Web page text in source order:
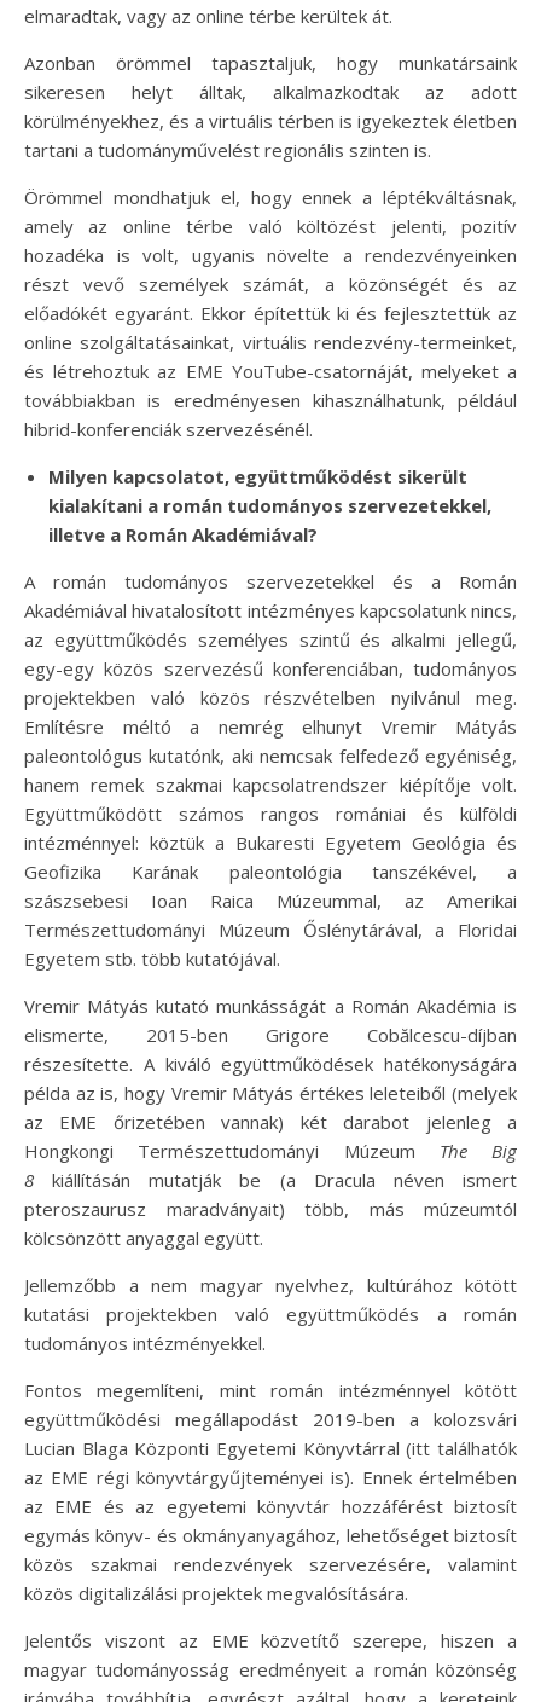
elmaradtak, vagy az online térbe kerültek át.
Azonban örömmel tapasztaljuk, hogy munkatársaink
sikeresen helyt álltak, alkalmazkodtak az adott
körülményekhez, és a virtuális térben is igyekeztek életben
tartani a tudományművelést regionális szinten is.
Örömmel mondhatjuk el, hogy ennek a léptékváltásnak,
amely az online térbe való költözést jelenti, pozitív
hozadéka is volt, ugyanis növelte a rendezvényeinken
részt vevő személyek számát, a közönségét és az
előadókét egyaránt. Ekkor építettük ki és fejlesztettük az
online szolgáltatásainkat, virtuális rendezvény-termeinket,
és létrehoztuk az EME YouTube-csatornáját, melyeket a
továbbiakban is eredményesen kihasználhatunk, például
hibrid-konferenciák szervezésénél.
Milyen kapcsolatot, együttműködést sikerült
kialakítani a román tudományos szervezetekkel,
illetve a Román Akadémiával?
A román tudományos szervezetekkel és a Román
Akadémiával hivatalosított intézményes kapcsolatunk nincs,
az együttműködés személyes szintű és alkalmi jellegű,
egy-egy közös szervezésű konferenciában, tudományos
projektekben való közös részvételben nyilvánul meg.
Említésre méltó a nemrég elhunyt Vremir Mátyás
paleontológus kutatónk, aki nemcsak felfedező egyéniség,
hanem remek szakmai kapcsolatrendszer kiépítője volt.
Együttműködött számos rangos romániai és külföldi
intézménnyel: köztük a Bukaresti Egyetem Geológia és
Geofizika Karának paleontológia tanszékével, a
szászsebesi Ioan Raica Múzeummal, az Amerikai
Természettudományi Múzeum Őslénytárával, a Floridai
Egyetem stb. több kutatójával.
Vremir Mátyás kutató munkásságát a Román Akadémia is
elismerte, 2015-ben Grigore Cobălcescu-díjban
részesítette. A kiváló együttműködések hatékonyságára
példa az is, hogy Vremir Mátyás értékes leleteiből (melyek
az EME őrizetében vannak) két darabot jelenleg a
Hongkongi Természettudományi Múzeum The Big
8 kiállításán mutatják be (a Dracula néven ismert
pteroszaurusz maradványait) több, más múzeumtól
kölcsönzött anyaggal együtt.
Jellemzőbb a nem magyar nyelvhez, kultúrához kötött
kutatási projektekben való együttműködés a román
tudományos intézményekkel.
Fontos megemlíteni, mint román intézménnyel kötött
együttműködési megállapodást 2019-ben a kolozsvári
Lucian Blaga Központi Egyetemi Könyvtárral (itt találhatók
az EME régi könyvtárgyűjteményei is). Ennek értelmében
az EME és az egyetemi könyvtár hozzáférést biztosít
egymás könyv- és okmányanyagához, lehetőséget biztosít
közös szakmai rendezvények szervezésére, valamint
közös digitalizálási projektek megvalósítására.
Jelentős viszont az EME közvetítő szerepe, hiszen a
magyar tudományosság eredményeit a román közönség